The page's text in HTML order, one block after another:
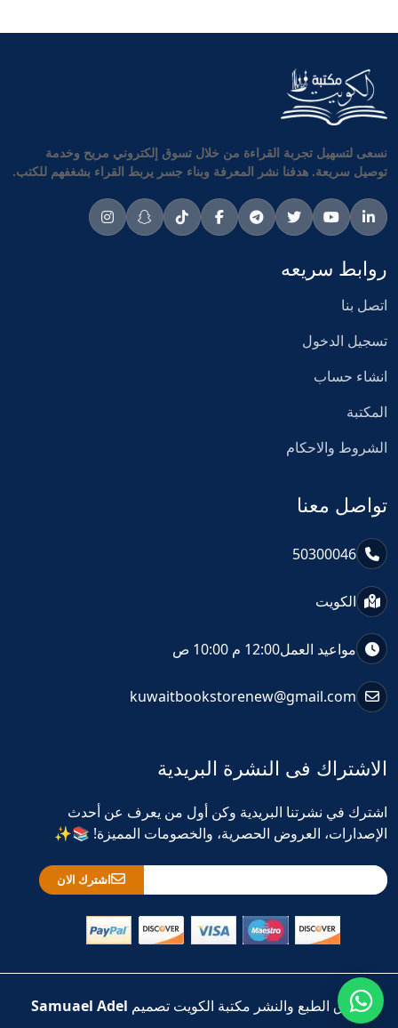
نسعى لتسهيل تجربة القراءة من خلال تسوق إلكتروني مريح وخدمة
توصيل سريعة. هدفنا نشر المعرفة وبناء جسر يربط القراء بشغفهم للكتب.
روابط سريعه
اتصل بنا
تسجيل الدخول
انشاء حساب
المكتبة
الشروط والاحكام
تواصل معنا
50300046
الكويت
مواعيد العمل12:00 م 10:00 ص
kuwaitbookstorenew@gmail.com
الاشتراك فى النشرة البريدية
اشترك في نشرتنا البريدية وكن أول من يعرف عن أحدث
الإصدارات، العروض الحصرية، والخصومات المميزة! 📚✨
اشترك الان
حقوق الطبع والنشر مكتبة الكويت تصميم Samuael Adel